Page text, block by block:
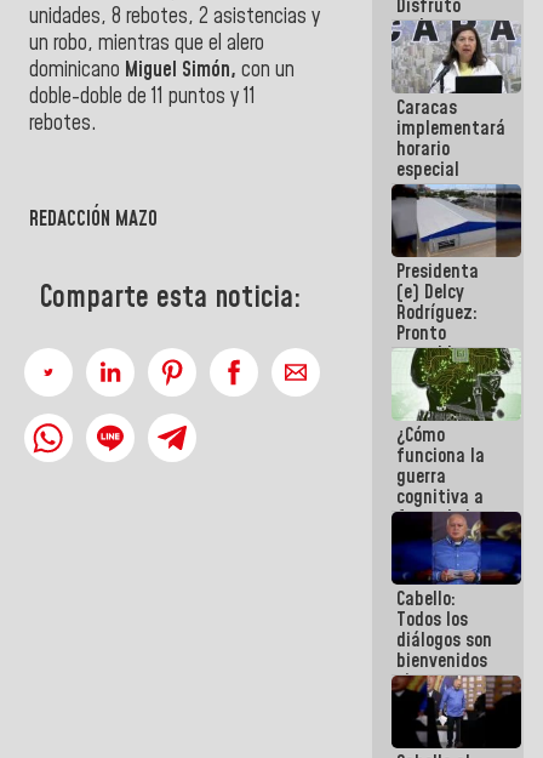
unidades, 8 rebotes, 2 asistencias y
un robo, mientras que el alero
dominicano Miguel Simón, con un
doble-doble de 11 puntos y 11
rebotes.
REDACCIÓN MAZO
Comparte esta noticia:
Disfruto
cada vez
que escribes
porque lo
que haces
es
embarrarla
Caracas
implementará
horario
especial
para
adaptarse
al plan de
ahorro
energético
Presidenta
(e) Delcy
Rodríguez:
Pronto
restableceremos
las
operaciones
en el
Aeropuerto
Internacional
de
Maiquetía
¿Cómo
funciona la
guerra
cognitiva a
favor de la
narrativa
hegemónica?
(1)
Cabello:
Todos los
diálogos son
bienvenidos
siempre que
estén en el
marco de la
Constitución